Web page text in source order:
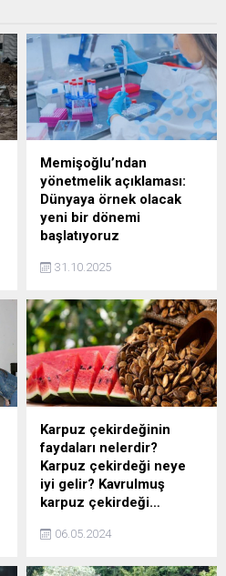
Memişoğlu’ndan
yönetmelik açıklaması:
Dünyaya örnek olacak
yeni bir dönemi
başlatıyoruz
laboratuvar ve kliniklere
açıklama yaptı. Memişoğlu,
"Bu düzenleme ile dünyaya
örnek teşkil edecek yeni bir
dönemi başlatıyoruz" dedi.
31.10.2025
Karpuz çekirdeğinin
faydaları nelerdir?
Karpuz çekirdeği neye
iyi gelir? Kavrulmuş
karpuz çekirdeği…
serinleten meyvelerin
06.05.2024